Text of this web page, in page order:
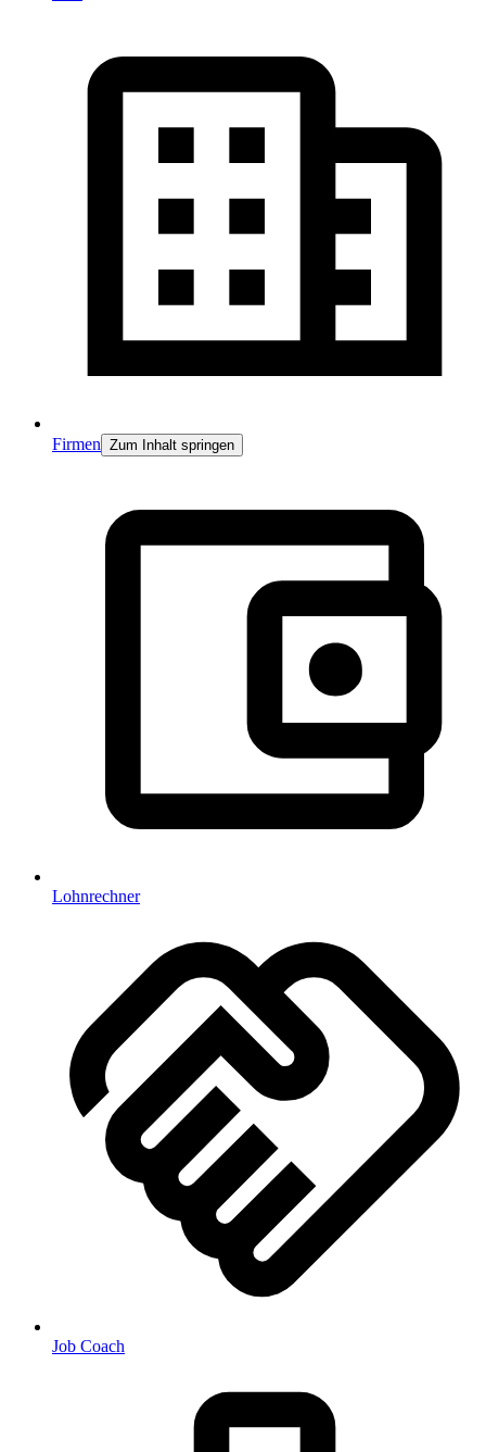
Firmen Zum Inhalt springen
Lohnrechner
Job Coach